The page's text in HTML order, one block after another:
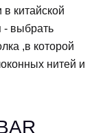
в китайской
- выбрать
,в которой
нитей и